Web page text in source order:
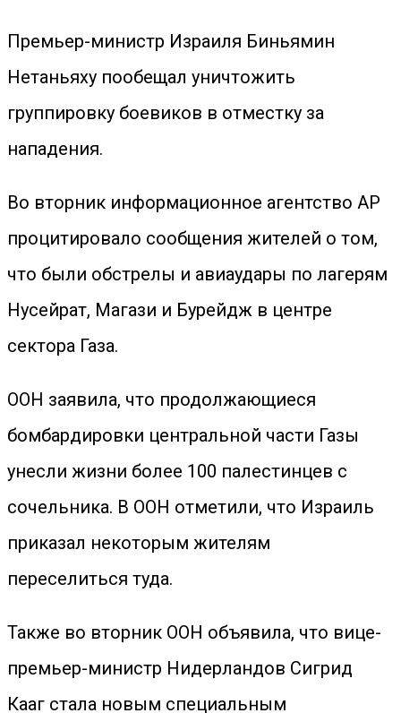
Премьер-министр Израиля Биньямин
Нетаньяху пообещал уничтожить
группировку боевиков в отместку за
нападения.
Во вторник информационное агентство AP
процитировало сообщения жителей о том,
что были обстрелы и авиаудары по лагерям
Нусейрат, Магази и Бурейдж в центре
сектора Газа.
ООН заявила, что продолжающиеся
бомбардировки центральной части Газы
унесли жизни более 100 палестинцев с
сочельника. В ООН отметили, что Израиль
приказал некоторым жителям
переселиться туда.
Также во вторник ООН объявила, что вице-
премьер-министр Нидерландов Сигрид
Кааг стала новым специальным